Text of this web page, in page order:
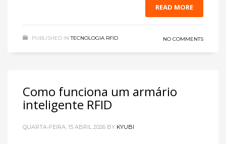
READ MORE
PUBLISHED IN TECNOLOGIA RFID NO COMMENTS
Como funciona um armário
inteligente RFID
QUARTA-FEIRA, 15 ABRIL 2026 BY KYUBI